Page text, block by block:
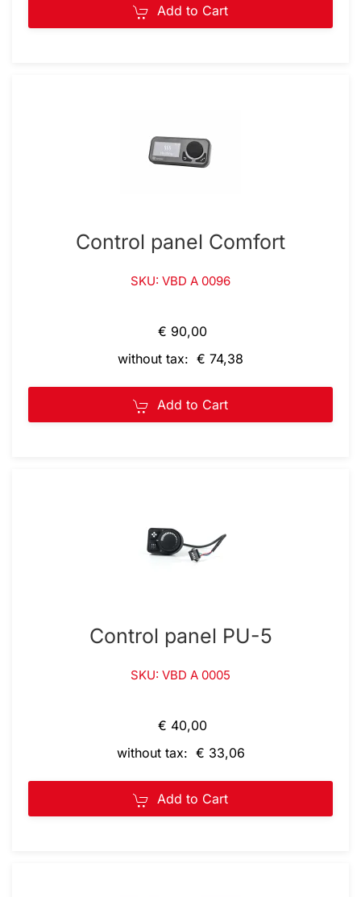
Add to Cart
Control panel Comfort
SKU: VBD A 0096
€ 90,00
without tax: € 74,38
Add to Cart
Control panel PU-5
SKU: VBD A 0005
€ 40,00
without tax: € 33,06
Add to Cart